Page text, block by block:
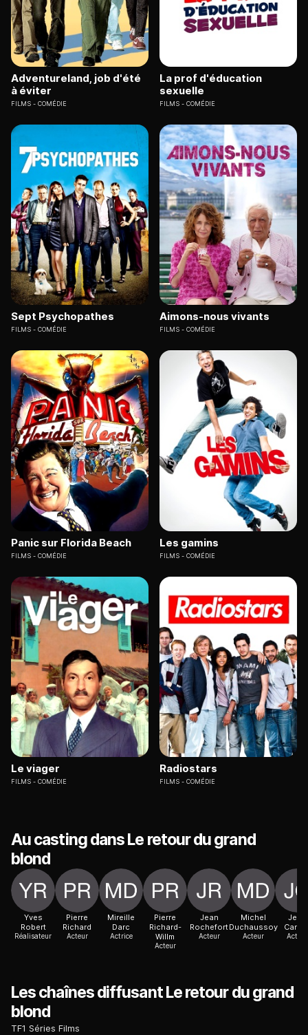
Adventureland, job d'été
à éviter
FILMS COMÉDIE
La prof d'éducation
sexuelle
FILMS COMÉDIE
Sept Psychopathes
FILMS COMÉDIE
Aimons-nous vivants
FILMS COMÉDIE
Panic sur Florida Beach
FILMS COMÉDIE
Les gamins
FILMS COMÉDIE
Le viager
FILMS COMÉDIE
Radiostars
FILMS COMÉDIE
Au casting dans Le retour du grand
blond
Yves
Robert
Réalisateur
Pierre
Richard
Acteur
Mireille
Darc
Actrice
Pierre
Richard-
Willm
Acteur
Jean
Rochefort
Acteur
Michel
Duchaussoy
Acteur
Jean
Acteur
Les chaînes diffusant Le retour du grand
blond
TF1 Séries Films